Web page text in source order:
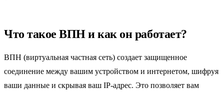
Что такое ВПН и как он работает?
ВПН (виртуальная частная сеть) создает защищенное
соединение между вашим устройством и интернетом, шифруя
ваши данные и скрывая ваш IP-адрес. Это позволяет вам